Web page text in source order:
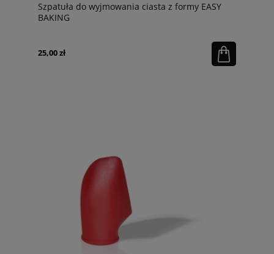
Szpatuła do wyjmowania ciasta z formy EASY
BAKING
25,00 zł